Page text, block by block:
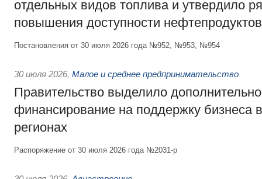
отдельных видов топлива и утвердило
повышения доступности нефтепродуктов
Постановления от 30 июля 2026 года №952, №953, №954
30 июля 2026, Малое и среднее предпринимательство
Правительство выделило
финансирование на поддержку бизнеса
регионах
Распоряжение от 30 июля 2026 года №2031-р